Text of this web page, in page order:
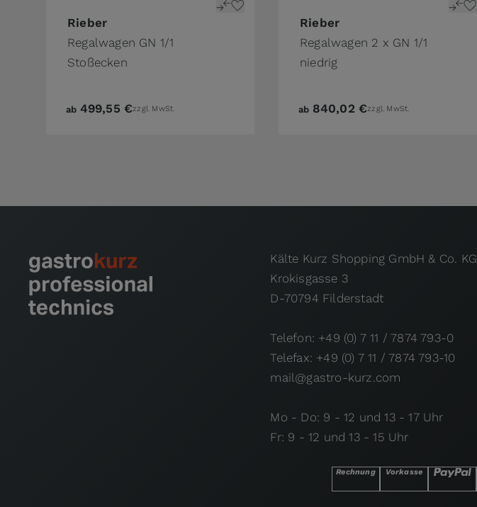
Rieber
Regalwagen GN 1/1
Stoßecken
ab 499,55 €zzgl. MwSt.
Rieber
Regalwagen 2 x GN 1/1
niedrig
ab 840,02 €zzgl. MwSt.
Kälte Kurz Shopping GmbH & Co. KG
Krokisgasse 3
D-70794 Filderstadt
Telefon: +49 (0) 7 11 / 7874 793-0
Telefax: +49 (0) 7 11 / 7874 793-10
mail@gastro-kurz.com
Mo - Do: 9 - 12 und 13 - 17 Uhr
Fr: 9 - 12 und 13 - 15 Uhr
Rechnung Vorkasse